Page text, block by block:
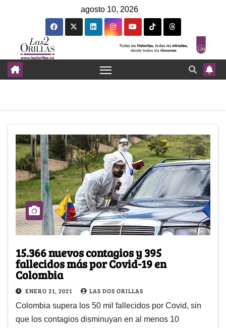
agosto 10, 2026
15.366 nuevos contagios y 395
fallecidos más por Covid-19 en
Colombia
ENERO 21, 2021 LAS DOS ORILLAS
Colombia supera los 50 mil fallecidos por Covid, sin
que los contagios disminuyan en al menos 10